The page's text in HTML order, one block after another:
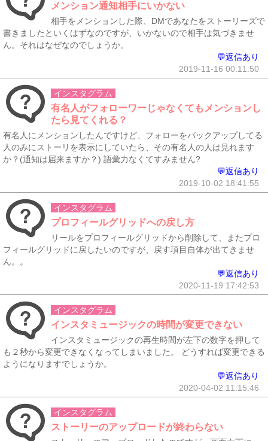
メンション通知相手にいかない
相手をメンションした際、DMであなたをストーリーズで
書きましたといくはずなのですが、いかないので相手は気づきませ
ん。それはなぜなのでしょうか。
💬返信あり
2019-11-16 00:11:50
インスタグラム
有名人がフォローワーじゃなくてもメンションし
たら見てくれる？
有名人にメンションしたんですけど、フォローをバックアップしてる
人のみにストーリを表示にしていたら、その有名人の人は見れます
か？(通知は届来ますか？) 語彙力なくてすみません?
💬返信あり
2019-10-02 18:41:55
インスタグラム
プロフィールグリッドへの戻し方
リールをプロフィールグリッドから削除して、またプロ
フィールグリッドに戻したいのですが、戻す項目自体が出てきませ
ん。。
💬返信あり
2020-11-19 17:42:53
インスタグラム
インスタミュージックの時間が変更できない
インスタミュージックの再生時間が左下の数字を押して
も２秒から変更できなくなってしまいました。 どうすれば変更できる
ようになりますでしょうか。
💬返信あり
2020-04-02 11:15:46
インスタグラム
ストーリーのアップロードが終わらない